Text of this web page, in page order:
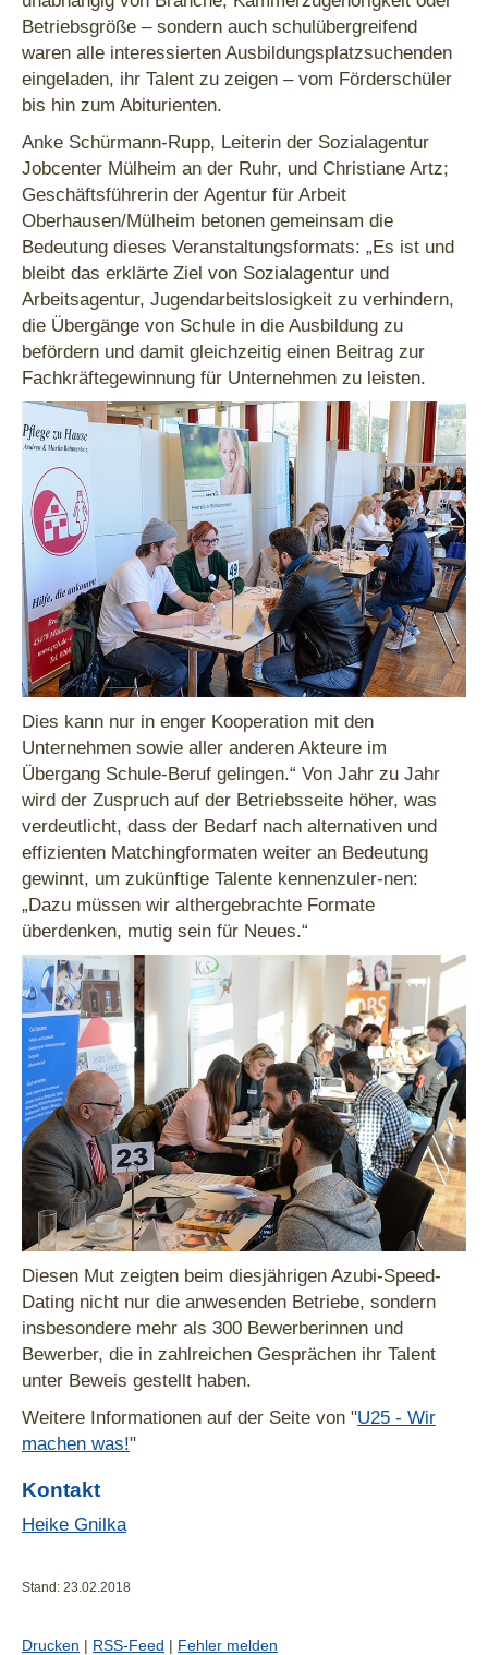
Betriebsgröße – sondern auch schulübergreifend
waren alle interessierten Ausbildungsplatzsuchenden
eingeladen, ihr Talent zu zeigen – vom Förderschüler
bis hin zum Abiturienten.
Anke Schürmann-Rupp, Leiterin der Sozialagentur
Jobcenter Mülheim an der Ruhr, und Christiane Artz;
Geschäftsführerin der Agentur für Arbeit
Oberhausen/Mülheim betonen gemeinsam die
Bedeutung dieses Veranstaltungsformats: „Es ist und
bleibt das erklärte Ziel von Sozialagentur und
Arbeitsagentur, Jugendarbeitslosigkeit zu verhindern,
die Übergänge von Schule in die Ausbildung zu
befördern und damit gleichzeitig einen Beitrag zur
Fachkräftegewinnung für Unternehmen zu leisten.
Dies kann nur in enger Kooperation mit den
Unternehmen sowie aller anderen Akteure im
Übergang Schule-Beruf gelingen.“ Von Jahr zu Jahr
wird der Zuspruch auf der Betriebsseite höher, was
verdeutlicht, dass der Bedarf nach alternativen und
effizienten Matchingformaten weiter an Bedeutung
gewinnt, um zukünftige Talente kennenzuler-nen:
„Dazu müssen wir althergebrachte Formate
überdenken, mutig sein für Neues.“
Diesen Mut zeigten beim diesjährigen Azubi-Speed-
Dating nicht nur die anwesenden Betriebe, sondern
insbesondere mehr als 300 Bewerberinnen und
Bewerber, die in zahlreichen Gesprächen ihr Talent
unter Beweis gestellt haben.
Weitere Informationen auf der Seite von "U25 - Wir
machen was!"
Kontakt
Heike Gnilka
Stand: 23.02.2018
Drucken | RSS-Feed | Fehler melden